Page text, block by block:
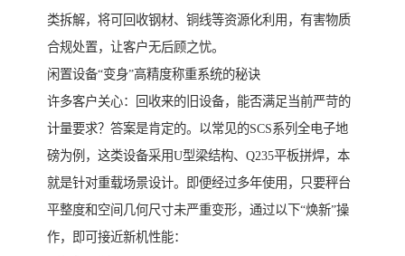
类拆解，将可回收钢材、铜线等资源化利用，有害物质
合规处置，让客户无后顾之忧。
闲置设备“变身”高精度称重系统的秘诀
许多客户关心：回收来的旧设备，能否满足当前严苛的
计量要求？答案是肯定的。以常见的SCS系列全电子地
磅为例，这类设备采用U型梁结构、Q235平板拼焊，本
就是针对重载场景设计。即便经过多年使用，只要秤台
平整度和空间几何尺寸未严重变形，通过以下“焕新”操
作，即可接近新机性能：